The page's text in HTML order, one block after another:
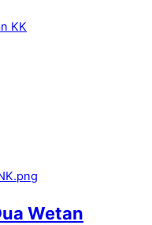
KK
Wetan